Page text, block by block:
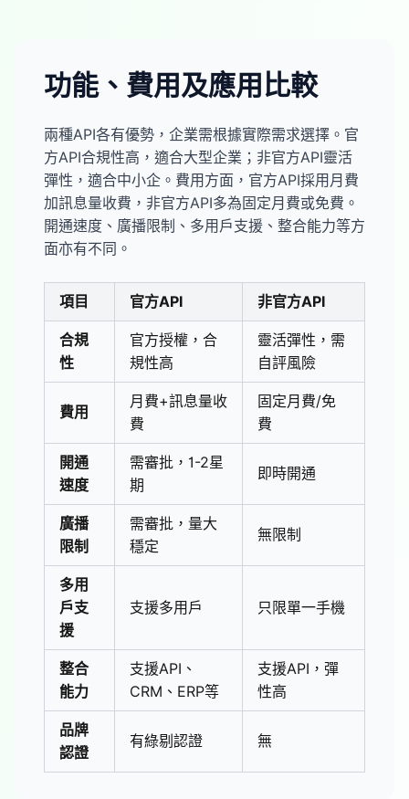
功能、費用及應用比較
兩種API各有優勢，企業需根據實際需求選擇。官
方API合規性高，適合大型企業；非官方API靈活
彈性，適合中小企。費用方面，官方API採用月費
加訊息量收費，非官方API多為固定月費或免費。
開通速度、廣播限制、多用戶支援、整合能力等方
面亦有不同。
項目 官方API 非官方API
合規
性
官方授權，合
規性高
靈活彈性，需
自評風險
費用
月費+訊息量收
費
固定月費/免
費
開通
速度
需審批，1-2星
期
即時開通
廣播
限制
需審批，量大
穩定
無限制
多用
戶支
援
支援多用戶 只限單一手機
整合
能力
支援API、
CRM、ERP等
支援API，彈
性高
品牌
認證
有綠剔認證 無